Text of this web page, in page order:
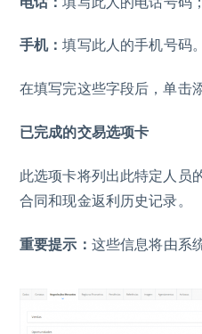
手机：填写此人的手机号码。
在填写完这些字段后，单击
已完成的交易选项卡
此选项卡将列出此特定人员
合同和现金返利历史记录。
重要提示： 这些信息将由系